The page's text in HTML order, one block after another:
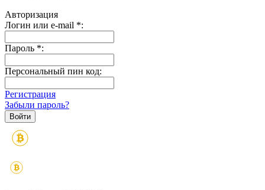
Авторизация
Логин или e-mail *:
Пароль *:
Персональный пин код:
Регистрация
Забыли пароль?